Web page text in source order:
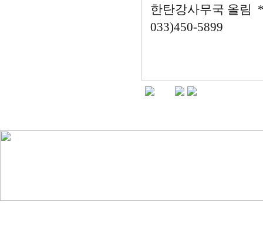
한탄강사무국 올림
033)450-5899